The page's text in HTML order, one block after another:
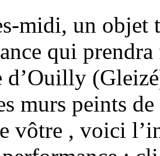
midi, un objet
qui
d’Ouilly
murs peints
vôtre , voici